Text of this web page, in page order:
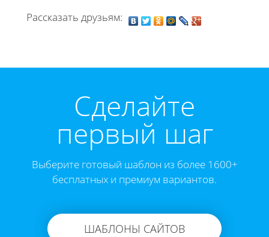
Рассказать друзьям:
Cделайте
первый шаг
Выберите готовый шаблон из более 1600+
бесплатных и премиум вариантов.
ШАБЛОНЫ САЙТОВ